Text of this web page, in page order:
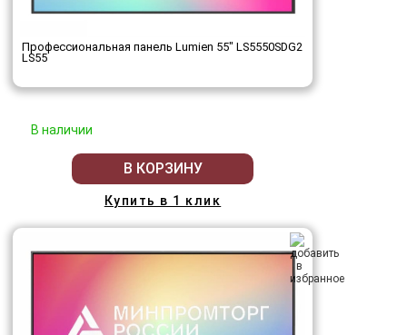
Профессиональная панель Lumien 55" LS5550SDG2
LS55
В наличии
В КОРЗИНУ
Купить в 1 клик